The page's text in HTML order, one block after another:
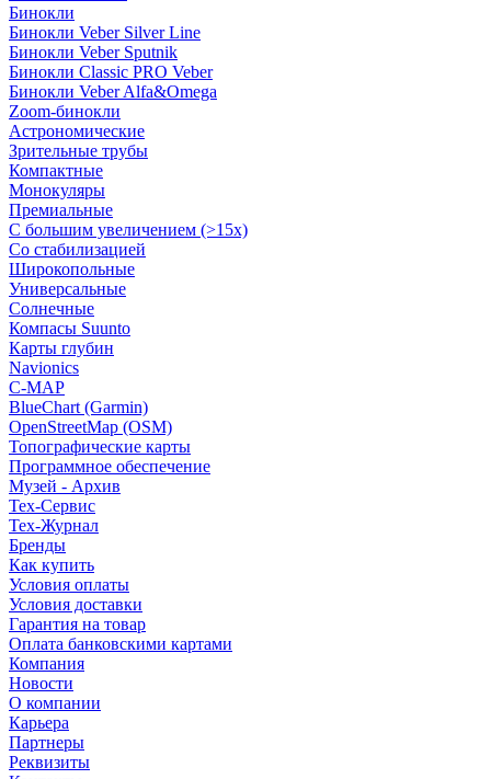
Бинокли
Бинокли Veber Silver Line
Бинокли Veber Sputnik
Бинокли Classic PRO Veber
Бинокли Veber Alfa&Omega
Zoom-бинокли
Астрономические
Зрительные трубы
Компактные
Монокуляры
Премиальные
С большим увеличением (>15x)
Со стабилизацией
Широкопольные
Универсальные
Солнечные
Компасы Suunto
Карты глубин
Navionics
C-MAP
BlueChart (Garmin)
OpenStreetMap (OSM)
Топографические карты
Программное обеспечение
Музей - Архив
Tex-Сервис
Тех-Журнал
Бренды
Как купить
Условия оплаты
Условия доставки
Гарантия на товар
Оплата банковскими картами
Компания
Новости
О компании
Карьера
Партнеры
Реквизиты